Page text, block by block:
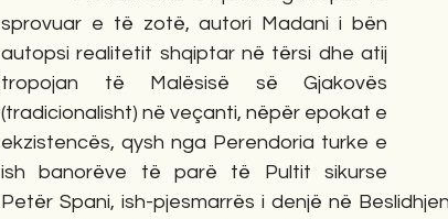
sprovuar e të zotë, autori Madani i bën
autopsi realitetit shqiptar në tërsi dhe atij
tropojan të Malësisë së Gjakovës
(tradicionalisht) në veçanti, nëpër epokat e
ekzistencës, qysh nga Perendoria turke e
ish banorëve të parë të Pultit sikurse
Petër Spani, ish-pjesmarrës i denjë në